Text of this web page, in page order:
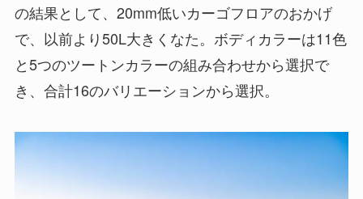
の結果として、20mm低いカーゴフロアのおかげ
で、以前より50L大きくなた。ボディカラーは11色
と5つのツートンカラーの組み合わせから選択で
き、合計16のバリエーションから選択。